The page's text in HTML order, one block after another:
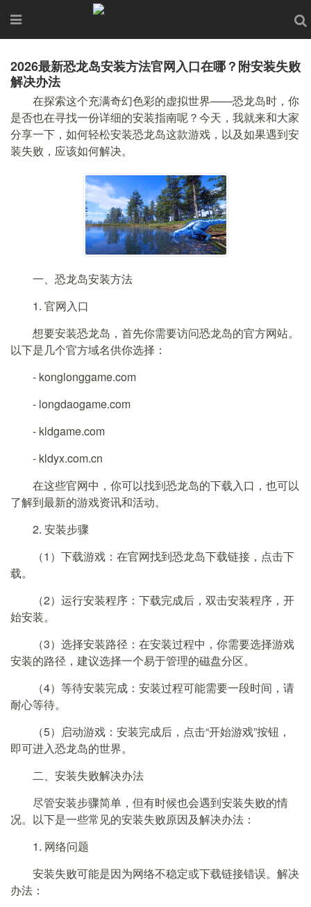
2026最新恐龙岛安装方法官网入口在哪？附安装失败
解决办法
在探索这个充满奇幻色彩的虚拟世界——恐龙岛时，你
是否也在寻找一份详细的安装指南呢？今天，我就来和大家
分享一下，如何轻松安装恐龙岛这款游戏，以及如果遇到安
装失败，应该如何解决。
一、恐龙岛安装方法
1. 官网入口
想要安装恐龙岛，首先你需要访问恐龙岛的官方网站。
以下是几个官方域名供你选择：
- konglonggame.com
- longdaogame.com
- kldgame.com
- kldyx.com.cn
在这些官网中，你可以找到恐龙岛的下载入口，也可以
了解到最新的游戏资讯和活动。
2. 安装步骤
（1）下载游戏：在官网找到恐龙岛下载链接，点击下
载。
（2）运行安装程序：下载完成后，双击安装程序，开
始安装。
（3）选择安装路径：在安装过程中，你需要选择游戏
安装的路径，建议选择一个易于管理的磁盘分区。
（4）等待安装完成：安装过程可能需要一段时间，请
耐心等待。
（5）启动游戏：安装完成后，点击“开始游戏”按钮，
即可进入恐龙岛的世界。
二、安装失败解决办法
尽管安装步骤简单，但有时候也会遇到安装失败的情
况。以下是一些常见的安装失败原因及解决办法：
1. 网络问题
安装失败可能是因为网络不稳定或下载链接错误。解决
办法：